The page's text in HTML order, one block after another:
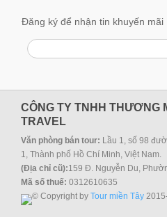
Đăng ký để nhận tin khuyến mãi
CÔNG TY TNHH THƯƠNG
TRAVEL
Văn phòng bán tour: Lầu 1, số 98
1, Thành phố Hồ Chí Minh, Việt Nam.
(Địa chỉ cũ):159 Đ. Nguyễn Du,
Mã số thuế: 0312610635
© Copyright by Tour miền Tây